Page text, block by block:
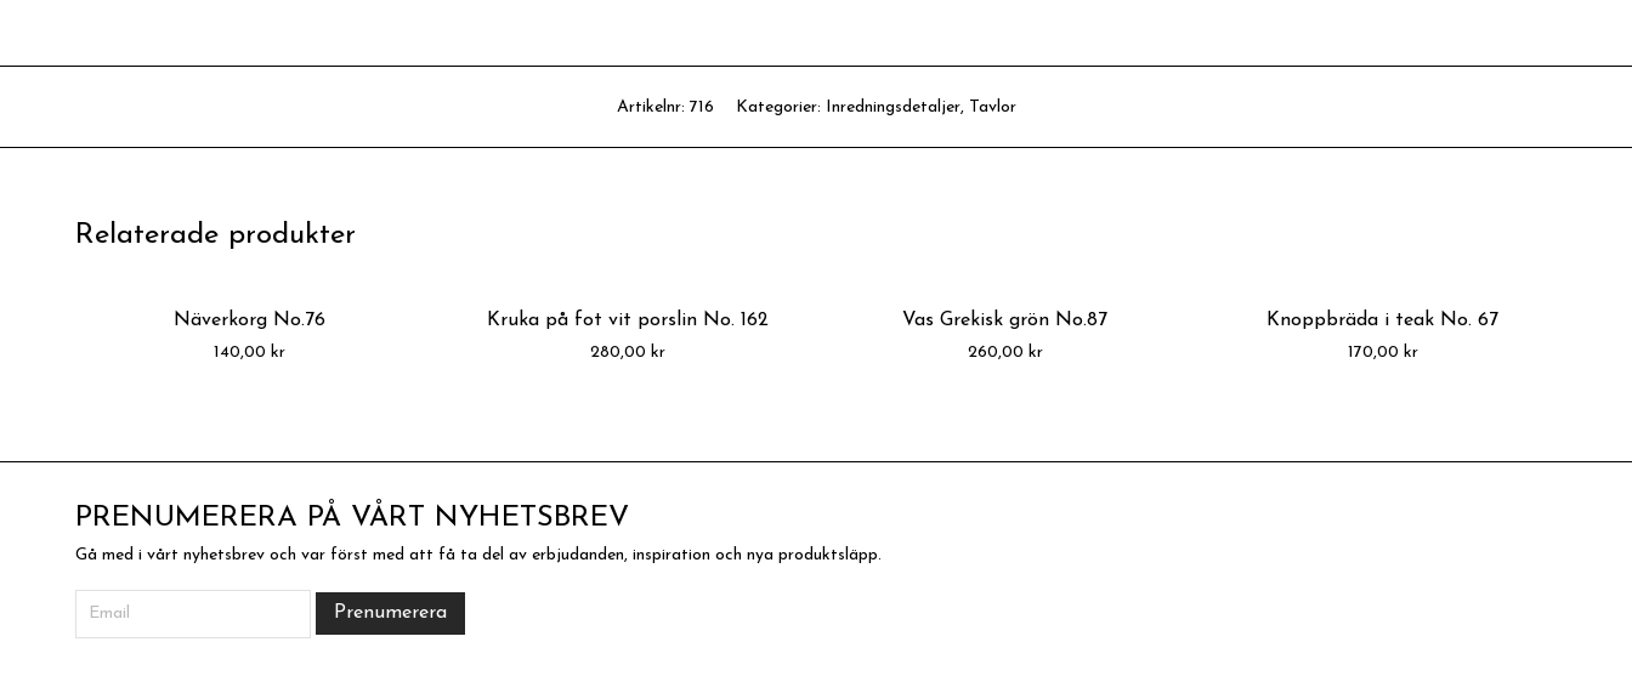
Artikelnr: 716 Kategorier: Inredningsdetaljer, Tavlor
Relaterade produkter
Näverkorg No.76
140,00 kr
Kruka på fot vit porslin No. 162
280,00 kr
Vas Grekisk grön No.87
260,00 kr
Knoppbräda i teak No. 67
170,00 kr
PRENUMERERA PÅ VÅRT NYHETSBREV
Gå med i vårt nyhetsbrev och var först med att få ta del av erbjudanden, inspiration och nya produktsläpp.